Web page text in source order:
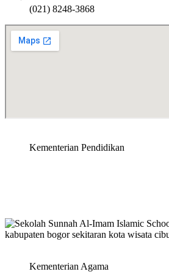
(021) 8248-3868
Kementerian Pendidikan
Kementerian Agama